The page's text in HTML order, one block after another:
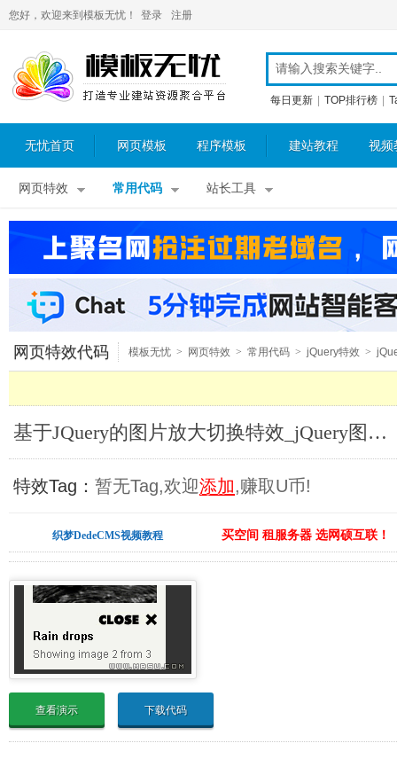
您好，欢迎来到模板无忧！ 登录 注册
每日更新 TOP排行榜
无忧首页 网页模板 程序模板 建站教程 视频
网页特效 常用代码 站长工具
网页特效代码 模板无忧 > 网页特效 > 常用代码 > jQuery特效 >
图片特效 > jQuery图片放大镜 >
基于JQuery的图片放大切换特效_jQuery图片放大镜
特效Tag： 暂无Tag,欢迎添加,赚取U币!
织梦DedeCMS视频教程 买空间 租服务器 选网硕互联！
查看演示 下载代码